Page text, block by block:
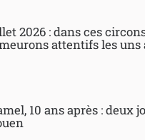
2026 : dans ces
attentifs les uns
10 ans après : deux